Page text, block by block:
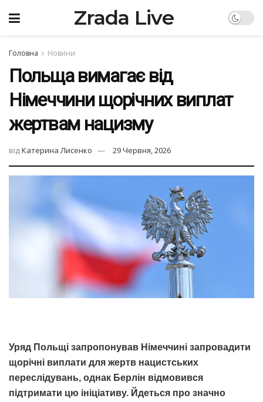
Zrada Live
Головна Новини
Польща вимагає від
Німеччини щорічних виплат
жертвам нацизму
відКатерина Лисенко 29 Червня, 2026
Уряд Польщі запропонував Німеччині запровадити
щорічні виплати для жертв нацистських
переслідувань, однак Берлін відмовився
підтримати цю ініціативу. Йдеться про значно